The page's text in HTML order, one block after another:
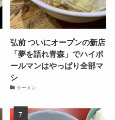
弘前 ついにオープンの新店
「夢を語れ青森」でハイボ
ールマンはやっぱり全部マ
シ
ラーメン